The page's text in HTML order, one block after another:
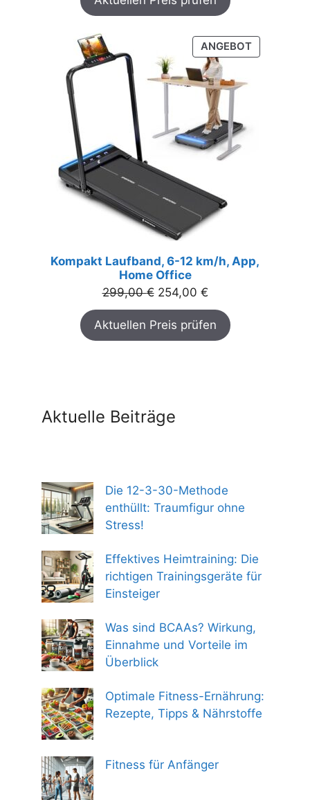
ANGEBOTPRODUKT
IM
Kompakt Laufband, 6-12 km/h, App,
Home Office
299,00€ Ursprünglicher
Preis
war:
299,00 €
254,00 €Aktueller
Preis
ist:
254,00 €.
Aktuellen Preis prüfen
Aktuelle Beiträge
Die 12-3-30-Methode
enthüllt: Traumfigur ohne
Stress!
Effektives Heimtraining: Die
richtigen Trainingsgeräte für
Einsteiger
Was sind BCAAs? Wirkung,
Einnahme und Vorteile im
Überblick
Optimale Fitness-Ernährung:
Rezepte, Tipps & Nährstoffe
Fitness für Anfänger